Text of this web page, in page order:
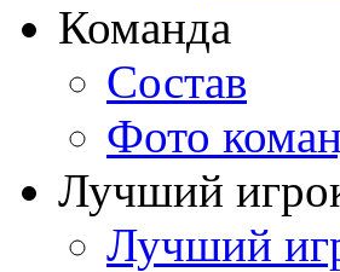
Команда
Состав
Фото
Лучший
Лучший